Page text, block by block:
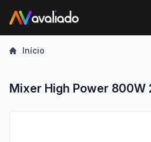
Início
Mixer High Power 800W